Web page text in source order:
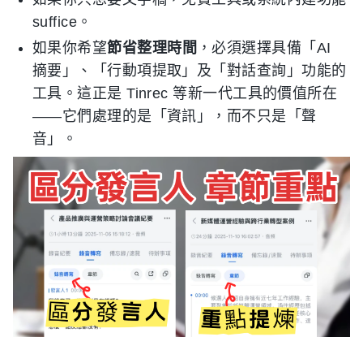
suffice。
如果你希望節省整理時間 ，必須選擇具備「AI
摘要」、「行動項提取」及「對話查詢」功能的
工具。這正是 Tinrec 等新一代工具的價值所在
——它們處理的是「資訊」，而不只是「聲
音」。